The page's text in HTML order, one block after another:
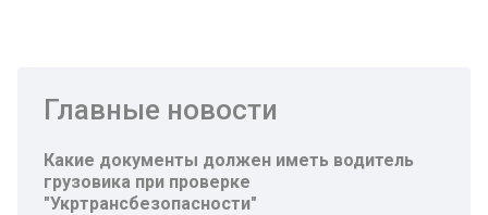
Главные новости
Какие документы должен иметь водитель
грузовика при проверке
"Укртрансбезопасности"